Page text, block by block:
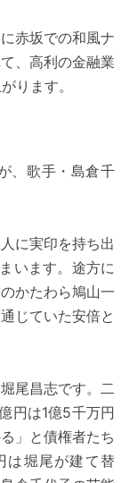
赤坂での和風ナ
、高利の金融業
ります。
、歌手・島倉千
に実印を持ち出
います。途方に
かたわら鳩山一
じていた安倍と
尾昌志です。二
円は1億5千万円
」と債権者たち
は堀尾が建て替